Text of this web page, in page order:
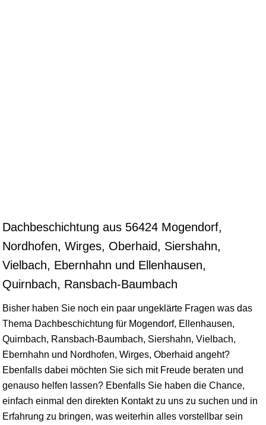
Dachbeschichtung aus 56424 Mogendorf,
Nordhofen, Wirges, Oberhaid, Siershahn,
Vielbach, Ebernhahn und Ellenhausen,
Quirnbach, Ransbach-Baumbach
Bisher haben Sie noch ein paar ungeklärte Fragen was das
Thema Dachbeschichtung für Mogendorf, Ellenhausen,
Quirnbach, Ransbach-Baumbach, Siershahn, Vielbach,
Ebernhahn und Nordhofen, Wirges, Oberhaid angeht?
Ebenfalls dabei möchten Sie sich mit Freude beraten und
genauso helfen lassen? Ebenfalls Sie haben die Chance,
einfach einmal den direkten Kontakt zu uns zu suchen und in
Erfahrung zu bringen, was weiterhin alles vorstellbar sein